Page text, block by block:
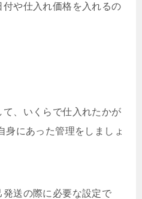
や仕入れ価格を入れるの
、いくらで仕入れたかが
身にあった管理をしましょ
発送の際に必要な設定で